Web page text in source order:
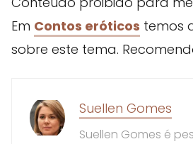
Em Contos eróticos temos
sobre este tema.
Suellen Gomes
Suellen Gomes é